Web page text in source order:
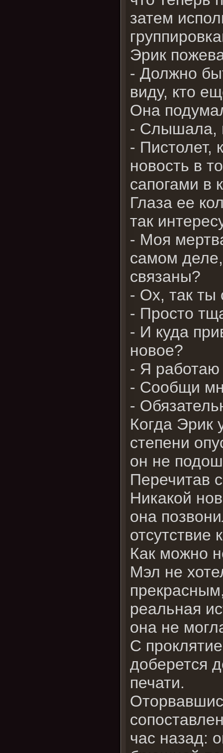
затем
Эрик
- Должно
виду, кто
Она
- Слышала,
- Пистолет,
новость в
сапогами в
Глаза ее
так
- Моя
самом
связаны?
- Ох, так
- Просто
- И куда
новое?
- Я
- Сообщи
-
Когда Эрик
степени
он не
Перечитав
Никакой
она
Как можно
Мэл не
реальная
она не
С
доберется
печати.
час назад: